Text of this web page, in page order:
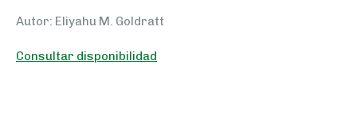
Autor: Eliyahu M. Goldratt
Consultar disponibilidad